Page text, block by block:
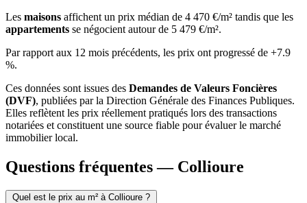
Les maisons affichent un prix médian de 4 470 €/m² tandis que les
appartements se négocient autour de 5 479 €/m².
Par rapport aux 12 mois précédents, les prix ont progressé de +7.9
%.
Ces données sont issues des Demandes de Valeurs Foncières
(DVF), publiées par la Direction Générale des Finances Publiques.
Elles reflètent les prix réellement pratiqués lors des transactions
notariées et constituent une source fiable pour évaluer le marché
immobilier local.
Questions fréquentes — Collioure
Quel est le prix au m² à Collioure ?